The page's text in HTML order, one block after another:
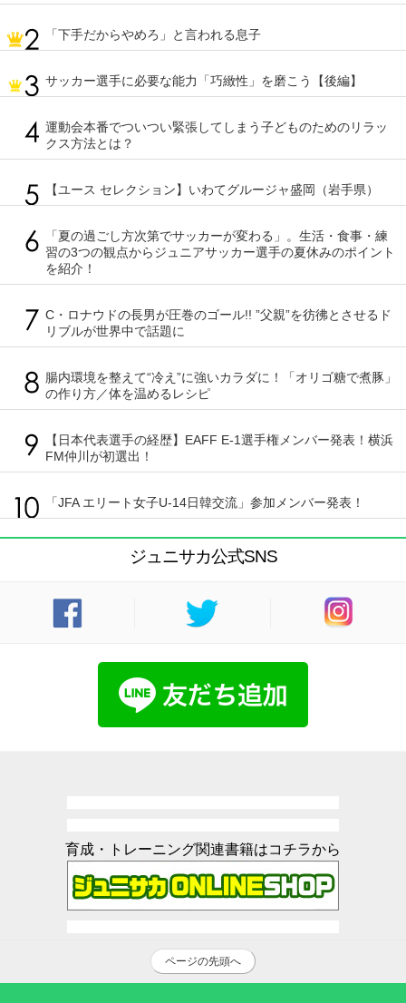
「下手だからやめろ」と言われる息子
サッカー選手に必要な能力「巧緻性」を磨こう【後編】
運動会本番でついつい緊張してしまう子どものためのリラッ
クス方法とは？
【ユース セレクション】いわてグルージャ盛岡（岩手県）
「夏の過ごし方次第でサッカーが変わる」。生活・食事・練
習の3つの観点からジュニアサッカー選手の夏休みのポイント
を紹介！
C・ロナウドの長男が圧巻のゴール!! ”父親”を彷彿とさせるド
リブルが世界中で話題に
腸内環境を整えて“冷え”に強いカラダに！「オリゴ糖で煮豚」
の作り方／体を温めるレシピ
【日本代表選手の経歴】EAFF E-1選手権メンバー発表！横浜
FM仲川が初選出！
「JFA エリート女子U-14日韓交流」参加メンバー発表！
ジュニサカ公式SNS
育成・トレーニング関連書籍はコチラから
ページの先頭へ